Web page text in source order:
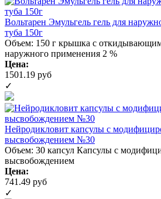
Вольтарен Эмульгель гель для
туба 150г
Объем: 150 г крышка с
наружного применения 2 %
Цена:
1501.19 руб
✓
Нейродикловит капсулы с
высвобождением №30
Объем: 30 капсул Капсулы с
высвобождением
Цена:
741.49 руб
✓